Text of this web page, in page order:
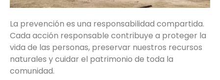
La prevención es una responsabilidad compartida.
Cada acción responsable contribuye a proteger la
vida de las personas, preservar nuestros recursos
naturales y cuidar el patrimonio de toda la
comunidad.